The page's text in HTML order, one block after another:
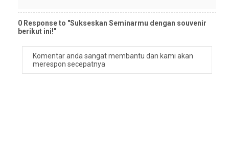
0 Response to "Sukseskan Seminarmu dengan souvenir
berikut ini!"
Komentar anda sangat membantu dan kami akan
merespon secepatnya